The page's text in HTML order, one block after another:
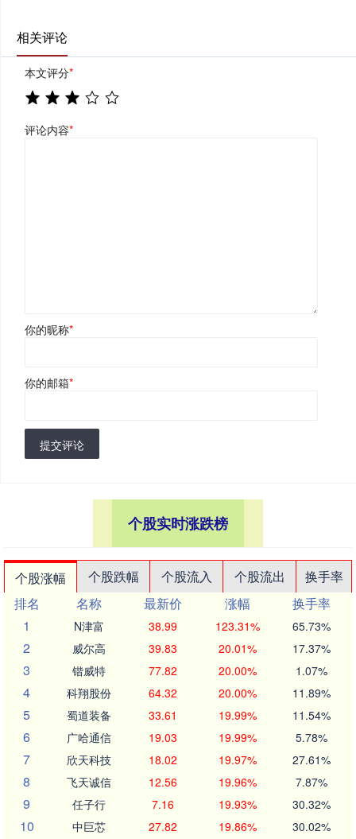
相关评论
本文评分*
评论内容*
你的昵称*
你的邮箱*
提交评论
个股实时涨跌榜
个股涨幅 个股跌幅 个股流入 个股流出
换手率
排名
名称 最新价 涨幅
换手率
1
N津富 38.99 123.31% 65.73%
2 威尔高 39.83 20.01% 17.37%
3 锴威特 77.82 20.00% 1.07%
4 科翔股份 64.32 20.00% 11.89%
5 蜀道装备 33.61 19.99% 11.54%
6 广哈通信 19.03 19.99% 5.78%
7 欣天科技 18.02 19.97% 27.61%
8 飞天诚信 12.56 19.96% 7.87%
9 任子行 7.16 19.93% 30.32%
10 中巨芯 27.82 19.86% 30.02%